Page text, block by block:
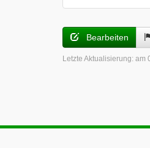
Bearbeiten
Letzte Aktualisierung: am